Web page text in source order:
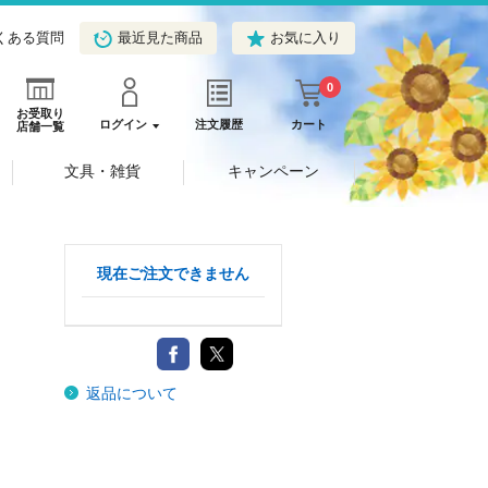
ある質問 最近見た商品 お気に入り
お受取り
店舗一覧
ログイン 注文履歴 カート
0
文具・雑貨 キャンペーン
現在ご注文できません
返品について